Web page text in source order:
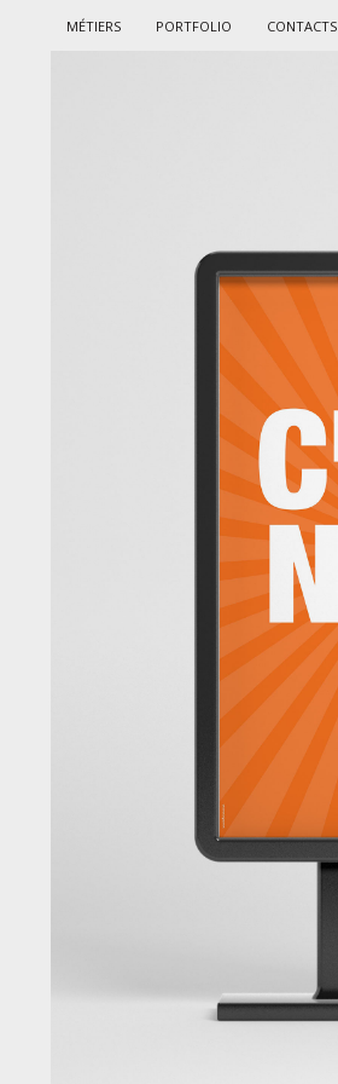
MÉTIERS PORTFOLIO CONTACTS